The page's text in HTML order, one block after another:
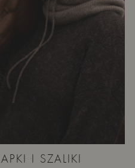
I SZALIKI